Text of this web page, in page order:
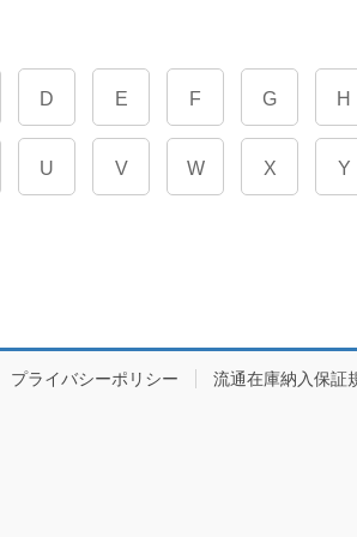
D E F G H
U V W X Y
プライバシーポリシー 流通在庫納入保証